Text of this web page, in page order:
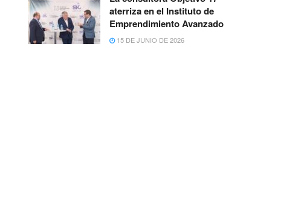
aterriza en el Instituto de
Emprendimiento Avanzado
15 DE JUNIO DE 2026